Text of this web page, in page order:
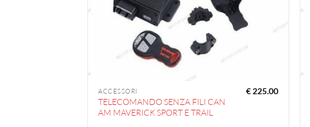
ACCESSORI
TELECOMANDO SENZA FILI CAN
AM MAVERICK SPORT E TRAIL
€225.00